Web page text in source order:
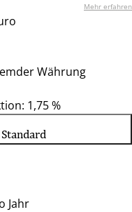
Mehr erfahren
Währung
1,75 %
Jahr